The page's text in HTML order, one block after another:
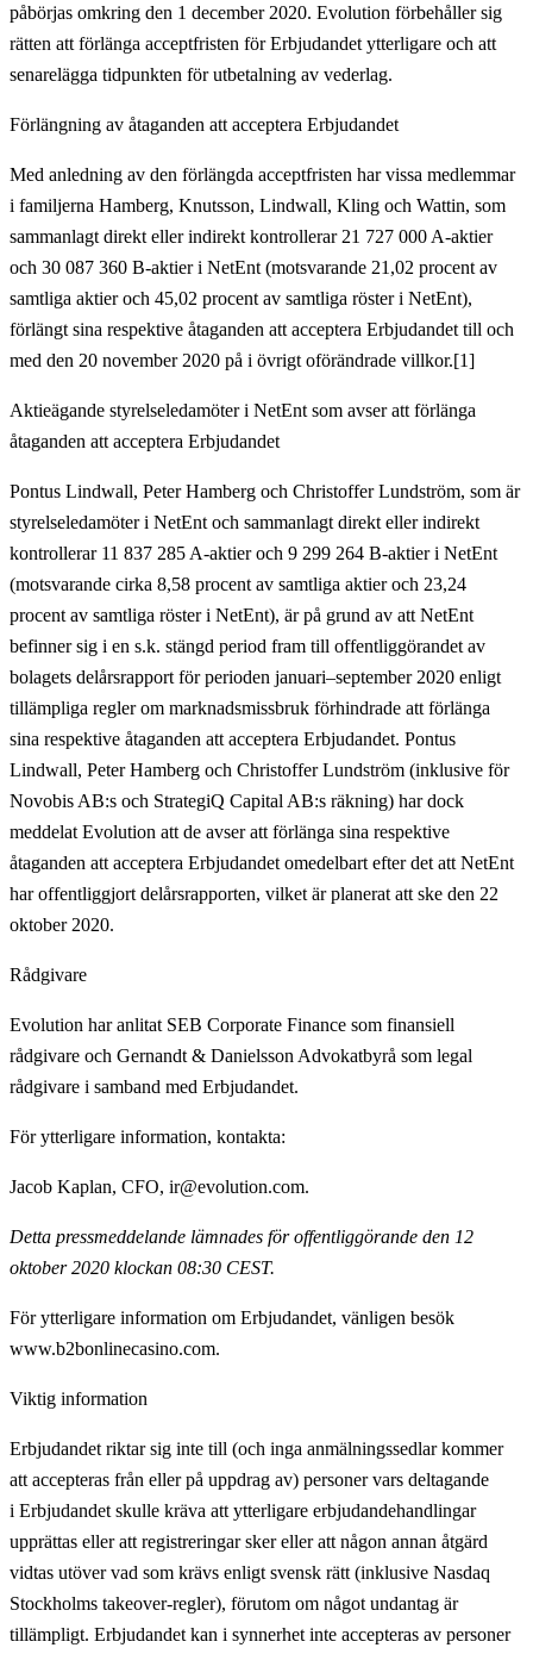
påbörjas omkring den 1 december 2020. Evolution förbehåller sig
rätten att förlänga acceptfristen för Erbjudandet ytterligare och att
senarelägga tidpunkten för utbetalning av vederlag.
Förlängning av åtaganden att acceptera Erbjudandet
Med anledning av den förlängda acceptfristen har vissa medlemmar
i familjerna Hamberg, Knutsson, Lindwall, Kling och Wattin, som
sammanlagt direkt eller indirekt kontrollerar 21 727 000 A-aktier
och 30 087 360 B-aktier i NetEnt (motsvarande 21,02 procent av
samtliga aktier och 45,02 procent av samtliga röster i NetEnt),
förlängt sina respektive åtaganden att acceptera Erbjudandet till och
med den 20 november 2020 på i övrigt oförändrade villkor.[1]
Aktieägande styrelseledamöter i NetEnt som avser att förlänga
åtaganden att acceptera Erbjudandet
Pontus Lindwall, Peter Hamberg och Christoffer Lundström, som är
styrelseledamöter i NetEnt och sammanlagt direkt eller indirekt
kontrollerar 11 837 285 A-aktier och 9 299 264 B-aktier i NetEnt
(motsvarande cirka 8,58 procent av samtliga aktier och 23,24
procent av samtliga röster i NetEnt), är på grund av att NetEnt
befinner sig i en s.k. stängd period fram till offentliggörandet av
bolagets delårsrapport för perioden januari–september 2020 enligt
tillämpliga regler om marknadsmissbruk förhindrade att förlänga
sina respektive åtaganden att acceptera Erbjudandet. Pontus
Lindwall, Peter Hamberg och Christoffer Lundström (inklusive för
Novobis AB:s och StrategiQ Capital AB:s räkning) har dock
meddelat Evolution att de avser att förlänga sina respektive
åtaganden att acceptera Erbjudandet omedelbart efter det att NetEnt
har offentliggjort delårsrapporten, vilket är planerat att ske den 22
oktober 2020.
Rådgivare
Evolution har anlitat SEB Corporate Finance som finansiell
rådgivare och Gernandt & Danielsson Advokatbyrå som legal
rådgivare i samband med Erbjudandet.
För ytterligare information, kontakta:
Jacob Kaplan, CFO, ir@evolution.com.
Detta pressmeddelande lämnades för offentliggörande den 12
oktober 2020 klockan 08:30 CEST.
För ytterligare information om Erbjudandet, vänligen besök
www.b2bonlinecasino.com.
Viktig information
Erbjudandet riktar sig inte till (och inga anmälningssedlar kommer
att accepteras från eller på uppdrag av) personer vars deltagande
i Erbjudandet skulle kräva att ytterligare erbjudandehandlingar
upprättas eller att registreringar sker eller att någon annan åtgärd
vidtas utöver vad som krävs enligt svensk rätt (inklusive Nasdaq
Stockholms takeover-regler), förutom om något undantag är
tillämpligt. Erbjudandet kan i synnerhet inte accepteras av personer